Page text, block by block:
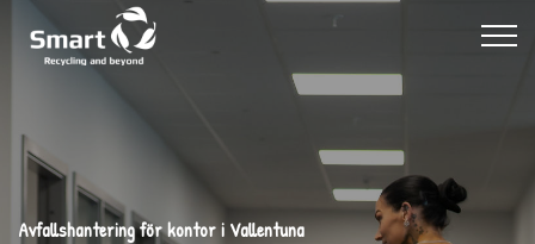
Avfallshantering för kontor i Vallentuna